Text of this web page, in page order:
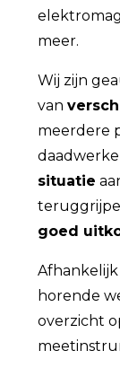
meer.
Wij zijn
van
meerdere
situatie
goed
horende
overzicht